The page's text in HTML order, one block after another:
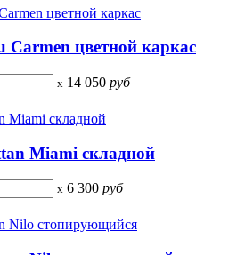
цветной каркас
x 14 050 руб
Miami складной
x 6 300 руб